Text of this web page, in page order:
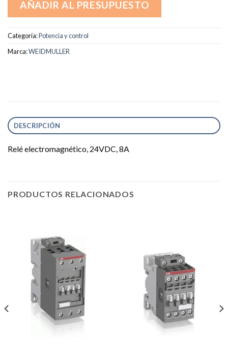
AÑADIR AL PRESUPUESTO
Categoría:Potencia y control
Marca:WEIDMULLER
DESCRIPCIÓN
Relé electromagnético, 24VDC, 8A
PRODUCTOS RELACIONADOS